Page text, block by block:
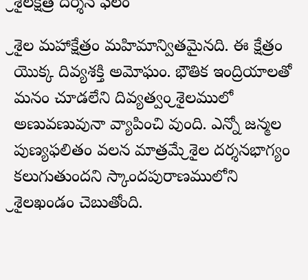
శ్రీశైల మహాక్షేత్రం మహిమాన్వితమైనది. ఈ క్షేత్రం
యొక్క దివ్యశక్తి అమోఘం. భౌతిక ఇంద్రియాలతో
మనం చూడలేని దివ్యత్వం శ్రీశైలములో
అణువణువునా వ్యాపించి వుంది. ఎన్నో జన్మల
పుణ్యఫలితం వలన మాత్రమే శ్రీశైల దర్శనభాగ్యం
కలుగుతుందని స్కాందపురాణములోని
శ్రీశైలఖండం చెబుతోంది.